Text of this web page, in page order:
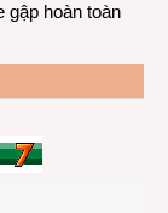
gập hoàn toàn